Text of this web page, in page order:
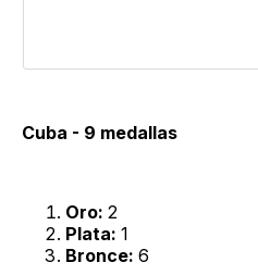
Cuba - 9 medallas
Oro: 2
Plata: 1
Bronce: 6